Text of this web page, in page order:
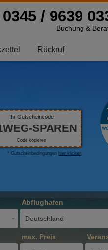
0345 / 9639
Buchung &
Rückruf
Ihr Gutscheincode
SPAREN
Code kopieren
* Gutscheinbedingungen hier klicken
Abflughafen
Deutschland
max. Preis